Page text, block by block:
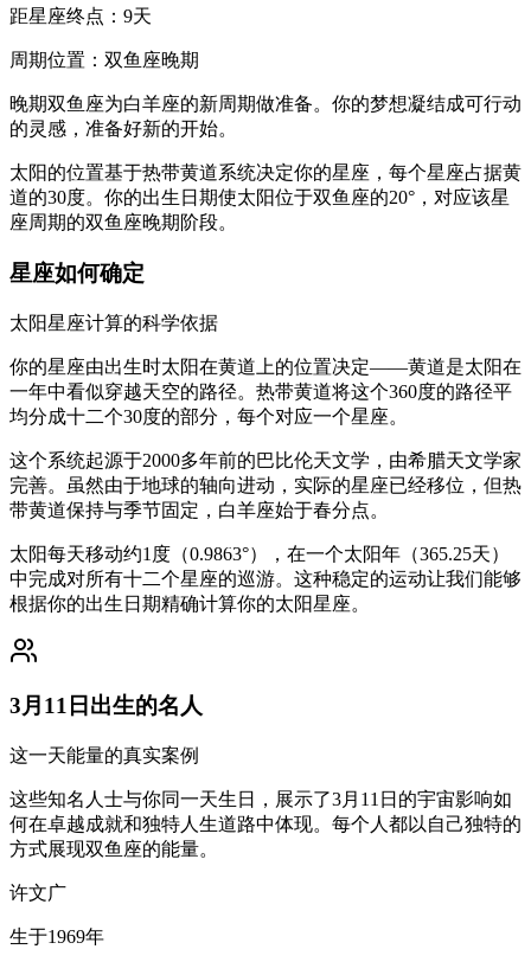
距星座终点：9天
周期位置：双鱼座晚期
晚期双鱼座为白羊座的新周期做准备。你的梦想凝结成可行动
的灵感，准备好新的开始。
太阳的位置基于热带黄道系统决定你的星座，每个星座占据黄
道的30度。你的出生日期使太阳位于双鱼座的20°，对应该星
座周期的双鱼座晚期阶段。
星座如何确定
太阳星座计算的科学依据
你的星座由出生时太阳在黄道上的位置决定——黄道是太阳在
一年中看似穿越天空的路径。热带黄道将这个360度的路径平
均分成十二个30度的部分，每个对应一个星座。
这个系统起源于2000多年前的巴比伦天文学，由希腊天文学家
完善。虽然由于地球的轴向进动，实际的星座已经移位，但热
带黄道保持与季节固定，白羊座始于春分点。
太阳每天移动约1度（0.9863°），在一个太阳年（365.25天）
中完成对所有十二个星座的巡游。这种稳定的运动让我们能够
根据你的出生日期精确计算你的太阳星座。
3月11日出生的名人
这一天能量的真实案例
这些知名人士与你同一天生日，展示了3月11日的宇宙影响如
何在卓越成就和独特人生道路中体现。每个人都以自己独特的
方式展现双鱼座的能量。
许文广
生于1969年